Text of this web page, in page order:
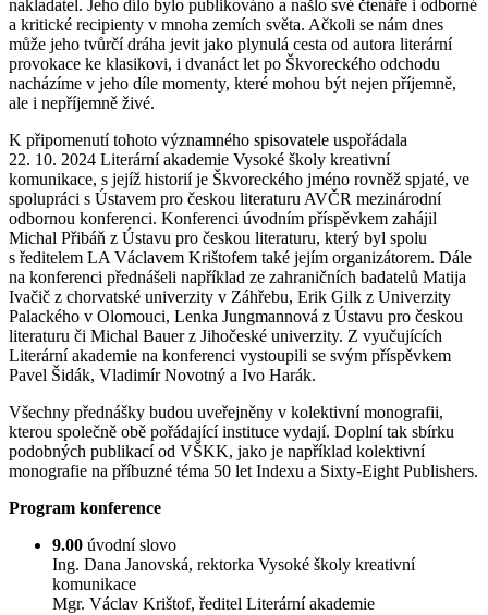
nakladatel. Jeho dílo bylo publikováno a našlo své čtenáře i odborné
a kritické recipienty v mnoha zemích světa. Ačkoli se nám dnes
může jeho tvůrčí dráha jevit jako plynulá cesta od autora literární
provokace ke klasikovi, i dvanáct let po Škvoreckého odchodu
nacházíme v jeho díle momenty, které mohou být nejen příjemně,
ale i nepříjemně živé.
K připomenutí tohoto významného spisovatele uspořádala
22. 10. 2024 Literární akademie Vysoké školy kreativní
komunikace, s jejíž historií je Škvoreckého jméno rovněž spjaté, ve
spolupráci s Ústavem pro českou literaturu AVČR mezinárodní
odbornou konferenci. Konferenci úvodním příspěvkem zahájil
Michal Přibáň z Ústavu pro českou literaturu, který byl spolu
s ředitelem LA Václavem Krištofem také jejím organizátorem. Dále
na konferenci přednášeli například ze zahraničních badatelů Matija
Ivačič z chorvatské univerzity v Záhřebu, Erik Gilk z Univerzity
Palackého v Olomouci, Lenka Jungmannová z Ústavu pro českou
literaturu či Michal Bauer z Jihočeské univerzity. Z vyučujících
Literární akademie na konferenci vystoupili se svým příspěvkem
Pavel Šidák, Vladimír Novotný a Ivo Harák.
Všechny přednášky budou uveřejněny v kolektivní monografii,
kterou společně obě pořádající instituce vydají. Doplní tak sbírku
podobných publikací od VŠKK, jako je například kolektivní
monografie na příbuzné téma 50 let Indexu a Sixty-Eight Publishers.
Program konference
9.00 úvodní slovo
Ing. Dana Janovská, rektorka Vysoké školy kreativní
komunikace
Mgr. Václav Krištof, ředitel Literární akademie